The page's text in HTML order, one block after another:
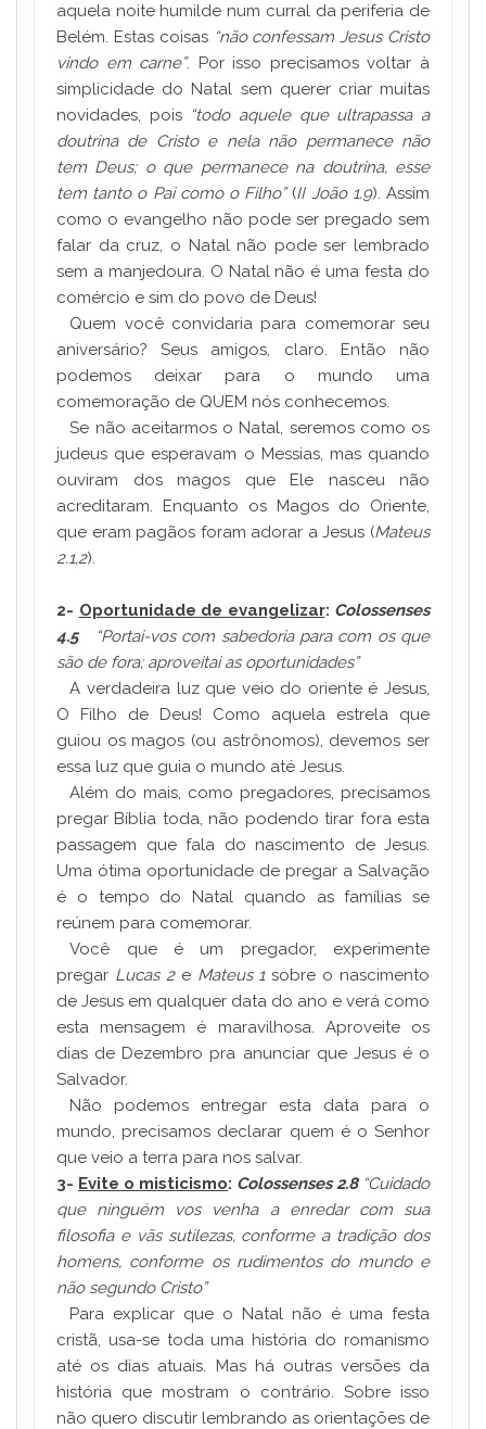
aquela noite humilde num curral da periferia de
Belém. Estas coisas “não confessam Jesus Cristo
vindo em carne”. Por isso precisamos voltar à
simplicidade do Natal sem querer criar muitas
novidades, pois “todo aquele que ultrapassa a
doutrina de Cristo e nela não permanece não
tem Deus; o que permanece na doutrina, esse
tem tanto o Pai como o Filho” (II João 1.9). Assim
como o evangelho não pode ser pregado sem
falar da cruz, o Natal não pode ser lembrado
sem a manjedoura. O Natal não é uma festa do
comércio e sim do povo de Deus!
Quem você convidaria para comemorar seu
aniversário? Seus amigos, claro. Então não
podemos deixar para o mundo uma
comemoração de QUEM nós conhecemos.
Se não aceitarmos o Natal, seremos como os
judeus que esperavam o Messias, mas quando
ouviram dos magos que Ele nasceu não
acreditaram. Enquanto os Magos do Oriente,
que eram pagãos foram adorar a Jesus (Mateus
2.1,2).
2- Oportunidade de evangelizar: Colossenses
4.5
“Portai-vos com sabedoria para com os que
são de fora; aproveitai as oportunidades”
A verdadeira luz que veio do oriente é Jesus,
O Filho de Deus! Como aquela estrela que
guiou os magos (ou astrônomos), devemos ser
essa luz que guia o mundo até Jesus.
Além do mais, como pregadores, precisamos
pregar Bíblia toda, não podendo tirar fora esta
passagem que fala do nascimento de Jesus.
Uma ótima oportunidade de pregar a Salvação
é o tempo do Natal quando as famílias se
reúnem para comemorar.
Você que é um pregador, experimente
pregar Lucas 2e Mateus 1sobre o nascimento
de Jesus em qualquer data do ano e verá como
esta mensagem é maravilhosa. Aproveite os
dias de Dezembro pra anunciar que Jesus é o
Salvador.
Não podemos entregar esta data para o
mundo, precisamos declarar quem é o Senhor
que veio a terra para nos salvar.
3- Evite o misticismo: Colossenses 2.8 “Cuidado
que ninguém vos venha a enredar com sua
filosofia e vãs sutilezas, conforme a tradição dos
homens, conforme os rudimentos do mundo e
não segundo Cristo”
Para explicar que o Natal não é uma festa
cristã, usa-se toda uma história do romanismo
até os dias atuais. Mas há outras versões da
história que mostram o contrário. Sobre isso
não quero discutir lembrando as orientações de